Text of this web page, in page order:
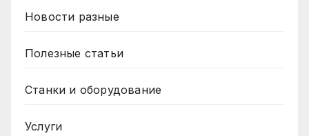
Новости разные
Полезные статьи
Станки и оборудование
Услуги